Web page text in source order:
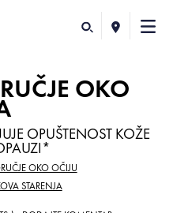
OKO
OPUŠTENOST KOŽE
OKO OČIJU
STARENJA